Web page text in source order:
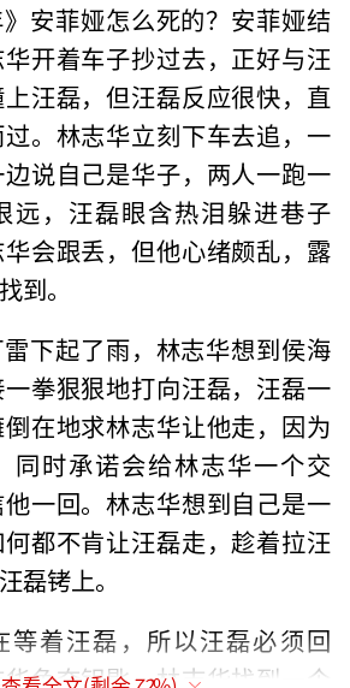
》安菲娅怎么死的？安菲娅结
开着车子抄过去，正好与汪
汪磊，但汪磊反应很快，直
。林志华立刻下车去追，一
说自己是华子，两人一跑一
远，汪磊眼含热泪躲进巷子
会跟丢，但他心绪颇乱，露
到。
下起了雨，林志华想到侯海
拳狠狠地打向汪磊，汪磊一
在地求林志华让他走，因为
同时承诺会给林志华一个交
一回。林志华想到自己是一
都不肯让汪磊走，趁着拉汪
磊铐上。
等着汪磊，所以汪磊必须回
争夺钥匙，林志华找到一个